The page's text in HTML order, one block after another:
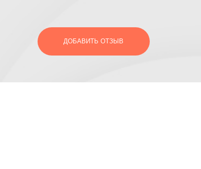
ДОБАВИТЬ ОТЗЫВ